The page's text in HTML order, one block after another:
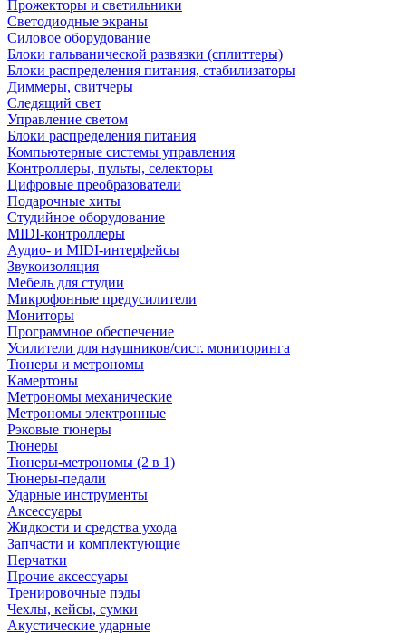
Прожекторы и светильники
Светодиодные экраны
Силовое оборудование
Блоки гальванической развязки (сплиттеры)
Блоки распределения питания, стабилизаторы
Диммеры, свитчеры
Следящий свет
Управление светом
Блоки распределения питания
Компьютерные системы управления
Контроллеры, пульты, селекторы
Цифровые преобразователи
Подарочные хиты
Студийное оборудование
MIDI-контроллеры
Аудио- и MIDI-интерфейсы
Звукоизоляция
Мебель для студии
Микрофонные предусилители
Мониторы
Программное обеспечение
Усилители для наушников/сист. мониторинга
Тюнеры и метрономы
Камертоны
Метрономы механические
Метрономы электронные
Рэковые тюнеры
Тюнеры
Тюнеры-метрономы (2 в 1)
Тюнеры-педали
Ударные инструменты
Аксессуары
Жидкости и средства ухода
Запчасти и комплектующие
Перчатки
Прочие аксессуары
Тренировочные пэды
Чехлы, кейсы, сумки
Акустические ударные